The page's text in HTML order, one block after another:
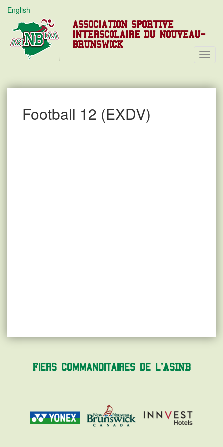
English
ASSOCIATION SPORTIVE
INTERSCOLAIRE DU NOUVEAU-
BRUNSWICK
Football 12 (EXDV)
Fiers commanditaires de l'ASINB